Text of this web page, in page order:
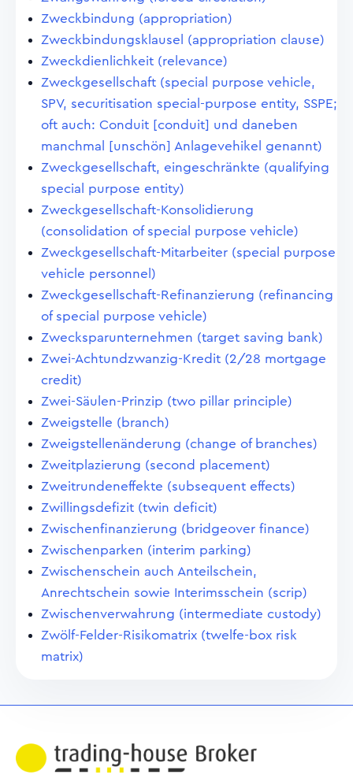
Zweckbindung (appropriation)
Zweckbindungsklausel (appropriation clause)
Zweckdienlichkeit (relevance)
Zweckgesellschaft (special purpose vehicle,
SPV, securitisation special-purpose entity, SSPE;
oft auch: Conduit [conduit] und daneben
manchmal [unschön] Anlagevehikel genannt)
Zweckgesellschaft, eingeschränkte (qualifying
special purpose entity)
Zweckgesellschaft-Konsolidierung
(consolidation of special purpose vehicle)
Zweckgesellschaft-Mitarbeiter (special purpose
vehicle personnel)
Zweckgesellschaft-Refinanzierung (refinancing
of special purpose vehicle)
Zwecksparunternehmen (target saving bank)
Zwei-Achtundzwanzig-Kredit (2/28 mortgage
credit)
Zwei-Säulen-Prinzip (two pillar principle)
Zweigstelle (branch)
Zweigstellenänderung (change of branches)
Zweitplazierung (second placement)
Zweitrundeneffekte (subsequent effects)
Zwillingsdefizit (twin deficit)
Zwischenfinanzierung (bridgeover finance)
Zwischenparken (interim parking)
Zwischenschein auch Anteilschein,
Anrechtschein sowie Interimsschein (scrip)
Zwischenverwahrung (intermediate custody)
Zwölf-Felder-Risikomatrix (twelfe-box risk
matrix)